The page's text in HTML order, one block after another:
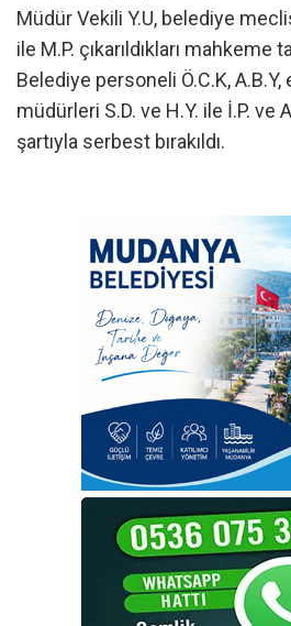
Müdür Vekili Y.U, belediye
ile M.P. çıkarıldıkları mahkeme
Belediye personeli Ö.C.K, A.B.Y,
müdürleri S.D. ve H.Y. ile İ.P. ve
şartıyla serbest bırakıldı.